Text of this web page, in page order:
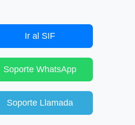
Ir al SIF
Soporte WhatsApp
Soporte Llamada